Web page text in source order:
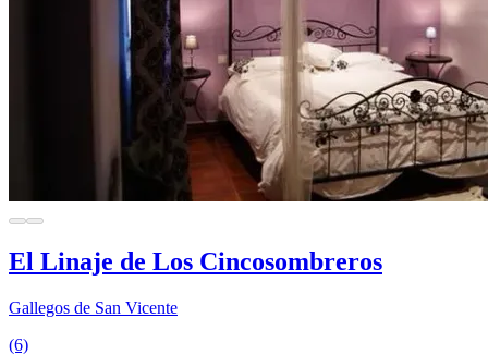
El Linaje de Los Cincosombreros
Gallegos de San Vicente
(6)